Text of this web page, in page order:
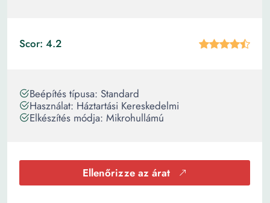
Scor: 4.2
Beépítés típusa: Standard
Használat: Háztartási Kereskedelmi
Elkészítés módja: Mikrohullámú
Ellenőrizze az árat